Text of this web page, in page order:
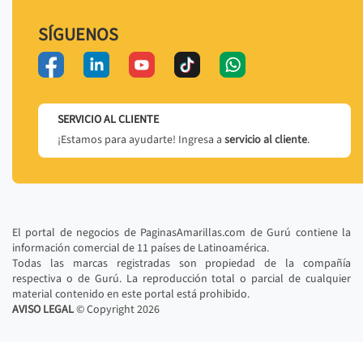
SÍGUENOS
SERVICIO AL CLIENTE
¡Estamos para ayudarte! Ingresa a servicio al cliente.
El portal de negocios de PaginasAmarillas.com de Gurú contiene la
información comercial de 11 países de Latinoamérica.
Todas las marcas registradas son propiedad de la compañía
respectiva o de Gurú. La reproducción total o parcial de cualquier
material contenido en este portal está prohibido.
AVISO LEGAL© Copyright2026